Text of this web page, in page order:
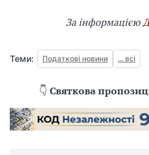
За інформацією
Теми: Податкові новини ... всі
👇 Святкова